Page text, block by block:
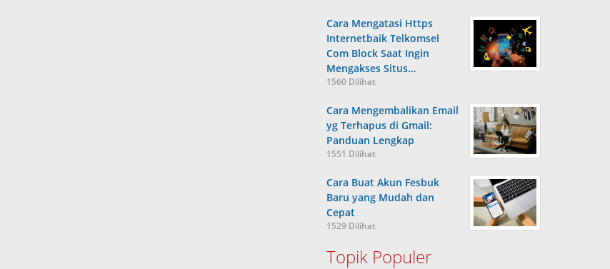
Cara Mengatasi Https
Internetbaik Telkomsel
Com Block Saat Ingin
Mengakses Situs…
1560 Dilihat
Cara Mengembalikan Email
yg Terhapus di Gmail:
Panduan Lengkap
1551 Dilihat
Cara Buat Akun Fesbuk
Baru yang Mudah dan
Cepat
1529 Dilihat
Topik Populer